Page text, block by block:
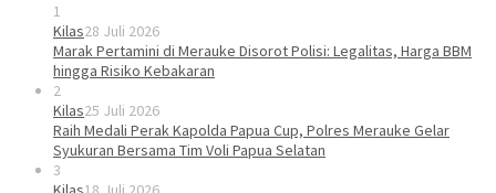
1
Kilas28 Juli 2026
Marak Pertamini di Merauke Disorot Polisi: Legalitas, Harga BBM
hingga Risiko Kebakaran
2
Kilas25 Juli 2026
Raih Medali Perak Kapolda Papua Cup, Polres Merauke Gelar
Syukuran Bersama Tim Voli Papua Selatan
3